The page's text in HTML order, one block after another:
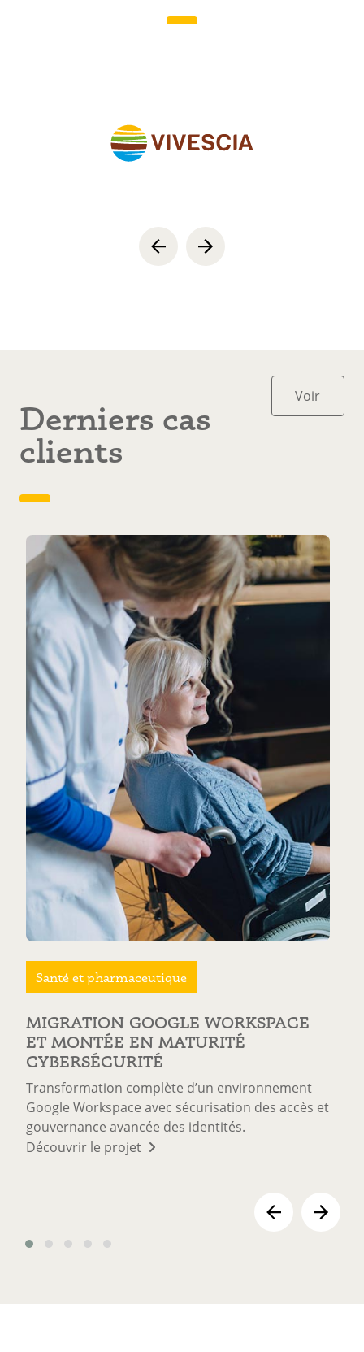
Derniers cas
clients
Voir
tout
Voir
Santé et pharmaceutique
MIGRATION GOOGLE WORKSPACE
ET MONTÉE EN MATURITÉ
CYBERSÉCURITÉ
Transformation complète d’un environnement
Google Workspace avec sécurisation des accès et
gouvernance avancée des identités.
Découvrir le projet